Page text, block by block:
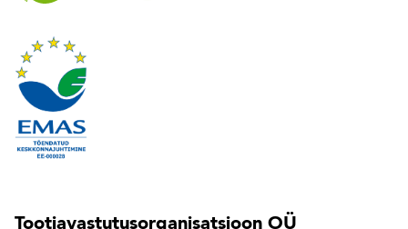
Tootjavastutusorganisatsioon OÜ